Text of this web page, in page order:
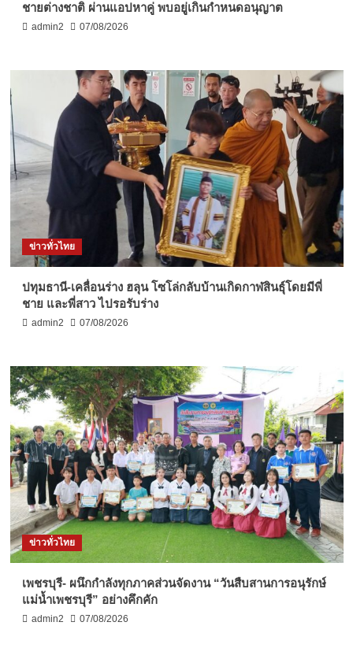
ชายต่างชาติ ผ่านแอปหาคู่ พบอยู่เกินกำหนดอนุญาต
admin2 07/08/2026
ข่าวทั่วไทย
ปทุมธานี-เคลื่อนร่าง ฮลุน โซโล่กลับบ้านเกิดกาฬสินธุ์โดยมีพี่
ชาย และพี่สาว ไปรอรับร่าง
admin2 07/08/2026
ข่าวทั่วไทย
เพชรบุรี- ผนึกกำลังทุกภาคส่วนจัดงาน “วันสืบสานการอนุรักษ์
แม่น้ำเพชรบุรี” อย่างคึกคัก
admin2 07/08/2026